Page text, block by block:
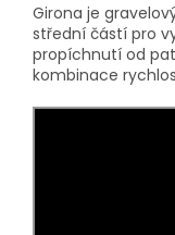
Girona je
střední částí pro
propíchnutí od
kombinace